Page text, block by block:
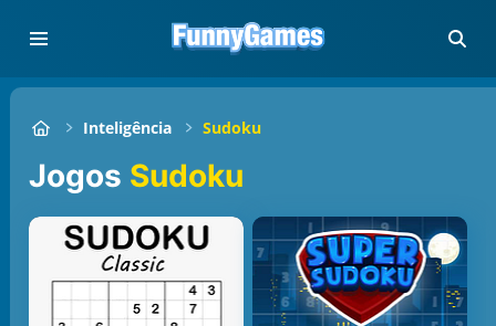
Inteligência Sudoku
Jogos Sudoku